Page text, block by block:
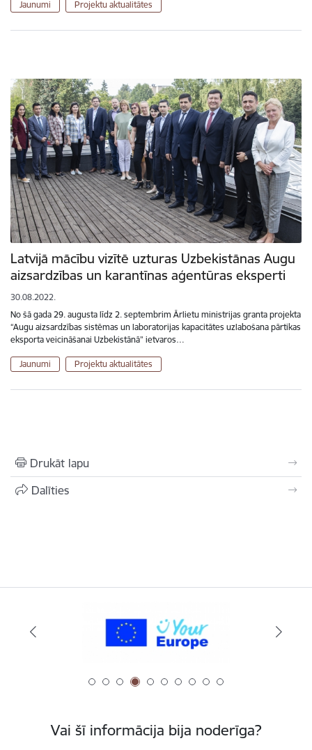
Jaunumi Projektu aktualitātes
Latvijā mācību vizītē uzturas Uzbekistānas Augu
aizsardzības un karantīnas aģentūras eksperti
30.08.2022.
No šā gada 29. augusta līdz 2. septembrim Ārlietu ministrijas granta projekta
“Augu aizsardzības sistēmas un laboratorijas kapacitātes uzlabošana pārtikas
eksporta veicināšanai Uzbekistānā” ietvaros…
Jaunumi Projektu aktualitātes
Drukāt lapu
Dalīties
Vai šī informācija bija noderīga?